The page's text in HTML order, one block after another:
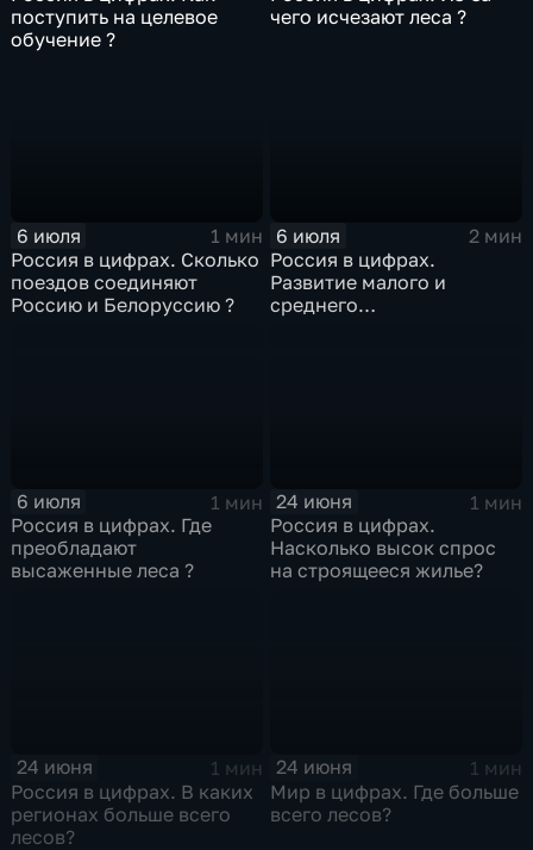
поступить на целевое
обучение ?
чего исчезают леса ?
6 июля
1 мин
Россия в цифрах. Сколько
поездов соединяют
Россию и Белоруссию ?
6 июля
2 мин
Россия в цифрах.
Развитие малого и
среднего
6 июля
1 мин
Россия в цифрах. Где
преобладают
высаженные леса ?
24 июня
1 мин
Россия в цифрах.
Насколько высок спрос
на строящееся жилье?
24 июня
1 мин
Россия в цифрах. В каких
регионах больше всего
лесов?
24 июня
1 мин
Мир в цифрах. Где больше
всего лесов?